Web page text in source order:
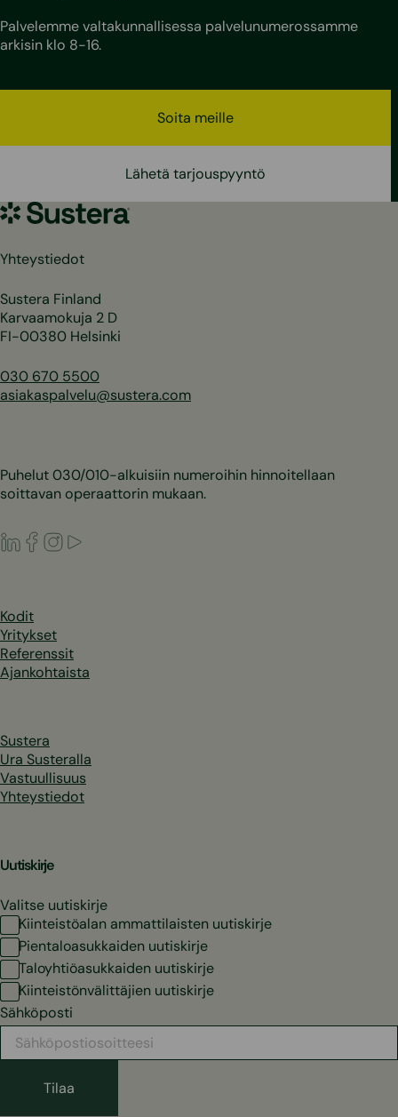
Palvelemme valtakunnallisessa palvelunumerossamme
arkisin klo 8-16.
Soita meille
Lähetä tarjouspyyntö
Sustera
Yhteystiedot
Sustera Finland
Karvaamokuja 2 D
FI-00380 Helsinki
030 670 5500
asiakaspalvelu@sustera.com
Puhelut 030/010-alkuisiin numeroihin hinnoitellaan
soittavan operaattorin mukaan.
LinkedIn
Facebook
Instagram
Kodit
Yritykset
Referenssit
Ajankohtaista
Sustera
Ura Susteralla
Vastuullisuus
Yhteystiedot
Uutiskirje
Valitse uutiskirje
Kiinteistöalan ammattilaisten uutiskirje
Pientaloasukkaiden uutiskirje
Taloyhtiöasukkaiden uutiskirje
Kiinteistönvälittäjien uutiskirje
Sähköposti